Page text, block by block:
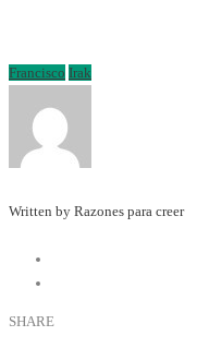
Francisco Irak
Written by Razones para creer
SHARE